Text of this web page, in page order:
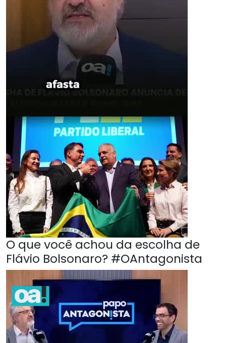
O que você achou da escolha de
Flávio Bolsonaro? #OAntagonista